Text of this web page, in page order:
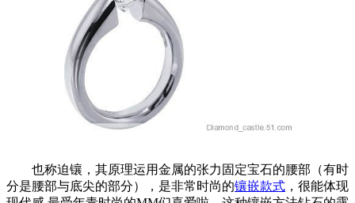
也称迫镶，其原理运用金属的张力固定宝石的腰部（有时
分是腰部与底尖的部分），是非常时尚的镶嵌款式 ，很能体现